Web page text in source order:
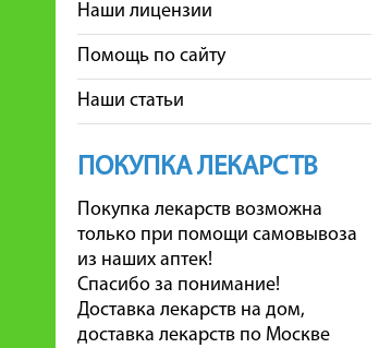
Наши лицензии
Помощь по сайту
Наши статьи
ПОКУПКА ЛЕКАРСТВ
Покупка лекарств возможна
только при помощи самовывоза
из наших аптек!
Спасибо за понимание!
Доставка лекарств на дом,
доставка лекарств по Москве